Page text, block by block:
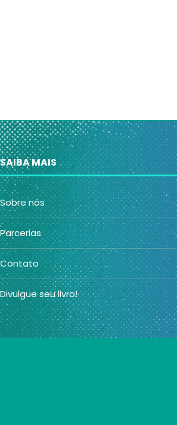
SAIBA MAIS
Sobre nós
Parcerias
Contato
Divulgue seu livro!